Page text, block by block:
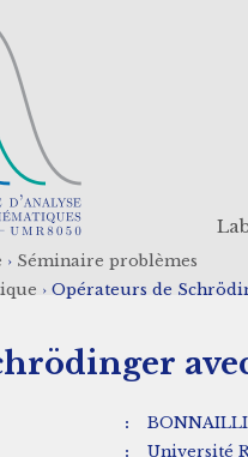
› Séminaire problèmes
› Opérateurs de
:
:
Université